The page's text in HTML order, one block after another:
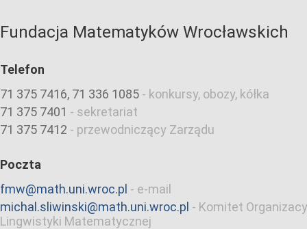
Fundacja Matematyków Wrocławskich
Telefon
71 375 7416, 71 336 1085 - konkursy, obozy, kółka
71 375 7401 - sekretariat
71 375 7412 - przewodniczący Zarządu
Poczta
fmw@math.uni.wroc.pl - e-mail
michal.sliwinski@math.uni.wroc.pl - Komitet
Lingwistyki Matematycznej